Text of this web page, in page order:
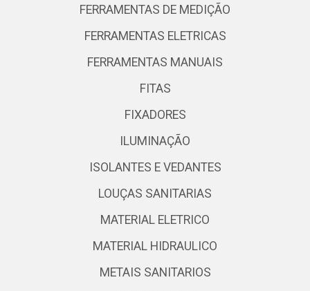
FERRAMENTAS DE MEDIÇÃO
FERRAMENTAS ELETRICAS
FERRAMENTAS MANUAIS
FITAS
FIXADORES
ILUMINAÇÃO
ISOLANTES E VEDANTES
LOUÇAS SANITARIAS
MATERIAL ELETRICO
MATERIAL HIDRAULICO
METAIS SANITARIOS